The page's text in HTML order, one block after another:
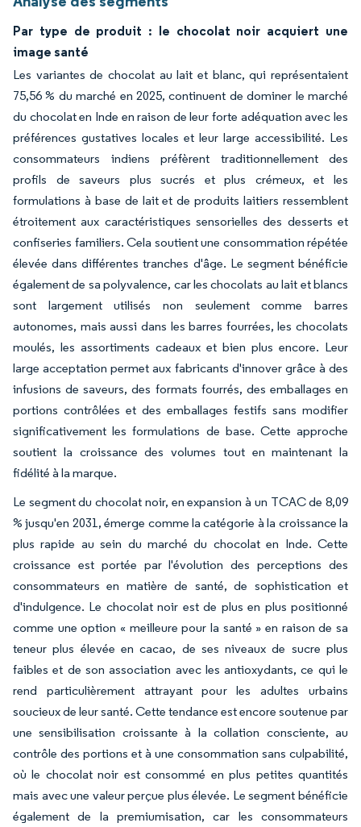
Par type de produit : le chocolat noir acquiert une
image santé
Les variantes de chocolat au lait et blanc, qui représentaient
75,56 % du marché en 2025, continuent de dominer le marché
du chocolat en Inde en raison de leur forte adéquation avec les
préférences gustatives locales et leur large accessibilité. Les
consommateurs indiens préfèrent traditionnellement des
profils de saveurs plus sucrés et plus crémeux, et les
formulations à base de lait et de produits laitiers ressemblent
étroitement aux caractéristiques sensorielles des desserts et
confiseries familiers. Cela soutient une consommation répétée
élevée dans différentes tranches d'âge. Le segment bénéficie
également de sa polyvalence, car les chocolats au lait et blancs
sont largement utilisés non seulement comme barres
autonomes, mais aussi dans les barres fourrées, les chocolats
moulés, les assortiments cadeaux et bien plus encore. Leur
large acceptation permet aux fabricants d'innover grâce à des
infusions de saveurs, des formats fourrés, des emballages en
portions contrôlées et des emballages festifs sans modifier
significativement les formulations de base. Cette approche
soutient la croissance des volumes tout en maintenant la
fidélité à la marque.
Le segment du chocolat noir, en expansion à un TCAC de 8,09
% jusqu'en 2031, émerge comme la catégorie à la croissance la
plus rapide au sein du marché du chocolat en Inde. Cette
croissance est portée par l'évolution des perceptions des
consommateurs en matière de santé, de sophistication et
d'indulgence. Le chocolat noir est de plus en plus positionné
comme une option « meilleure pour la santé » en raison de sa
teneur plus élevée en cacao, de ses niveaux de sucre plus
faibles et de son association avec les antioxydants, ce qui le
rend particulièrement attrayant pour les adultes urbains
soucieux de leur santé. Cette tendance est encore soutenue par
une sensibilisation croissante à la collation consciente, au
contrôle des portions et à une consommation sans culpabilité,
où le chocolat noir est consommé en plus petites quantités
mais avec une valeur perçue plus élevée. Le segment bénéficie
également de la premiumisation, car les consommateurs